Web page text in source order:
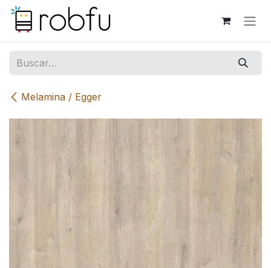
Ir al contenido
Melamina / Egger